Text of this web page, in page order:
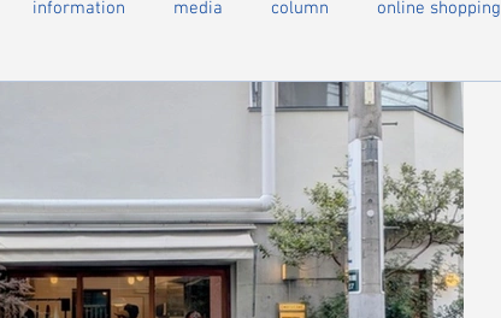
information media column online shopping